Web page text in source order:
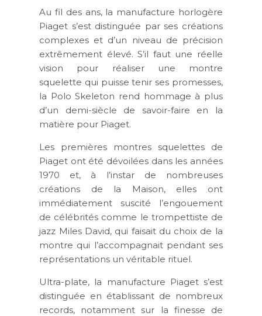
Au fil des ans, la manufacture horlogère
Piaget s’est distinguée par ses créations
complexes et d’un niveau de précision
extrêmement élevé. S’il faut une réelle
vision pour réaliser une montre
squelette qui puisse tenir ses promesses,
la Polo Skeleton rend hommage à plus
d’un demi-siècle de savoir-faire en la
matière pour Piaget.
Les premières montres squelettes de
Piaget ont été dévoilées dans les années
1970 et, à l’instar de nombreuses
créations de la Maison, elles ont
immédiatement suscité l’engouement
de célébrités comme le trompettiste de
jazz Miles David, qui faisait du choix de la
montre qui l’accompagnait pendant ses
représentations un véritable rituel.
Ultra-plate, la manufacture Piaget s’est
distinguée en établissant de nombreux
records, notamment sur la finesse de